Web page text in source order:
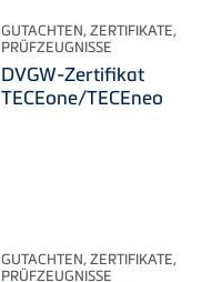
GUTACHTEN, ZERTIFIKATE,
PRÜFZEUGNISSE
DVGW-Zertifikat
TECEone/TECEneo
GUTACHTEN, ZERTIFIKATE,
PRÜFZEUGNISSE